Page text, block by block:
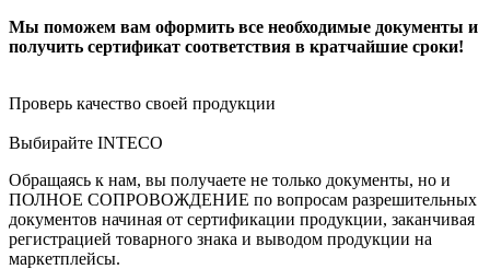
Мы поможем вам оформить все необходимые документы и
получить сертификат соответствия в кратчайшие сроки!
Проверь качество своей продукции
Выбирайте INTECO
Обращаясь к нам, вы получаете не только документы, но и
ПОЛНОЕ СОПРОВОЖДЕНИЕ по вопросам разрешительных
документов начиная от сертификации продукции, заканчивая
регистрацией товарного знака и выводом продукции на
маркетплейсы.